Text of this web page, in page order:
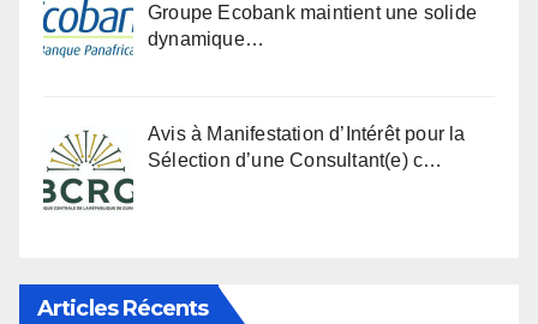
Groupe Ecobank maintient une solide
dynamique…
Avis à Manifestation d’Intérêt pour la
Sélection d’une Consultant(e) c…
Articles Récents